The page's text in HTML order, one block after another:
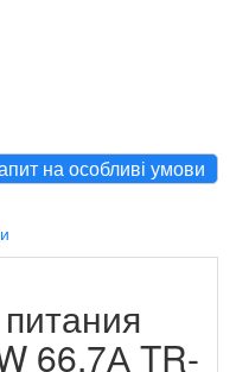
на особливі умови
66.7А TR-